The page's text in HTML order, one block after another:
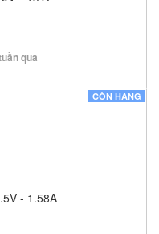
qua
CÒN HÀNG